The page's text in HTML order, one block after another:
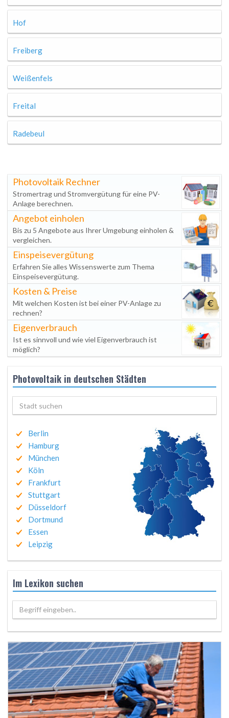
Hof
Freiberg
Weißenfels
Freital
Radebeul
Photovoltaik Rechner
Stromertrag und Stromvergütung für eine PV-
Anlage berechnen.
Angebot einholen
Bis zu 5 Angebote aus Ihrer Umgebung einholen &
vergleichen.
Einspeisevergütung
Erfahren Sie alles Wissenswerte zum Thema
Einspeisevergütung.
Kosten & Preise
Mit welchen Kosten ist bei einer PV-Anlage zu
rechnen?
Eigenverbrauch
Ist es sinnvoll und wie viel Eigenverbrauch ist
möglich?
Photovoltaik in deutschen Städten
Berlin
Hamburg
München
Köln
Frankfurt
Stuttgart
Düsseldorf
Dortmund
Essen
Leipzig
Im Lexikon suchen
Begriff eingeben..